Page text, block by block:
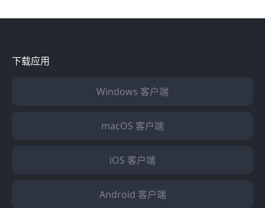
攻略
剧？
下载应用
Windows 客户端
macOS 客户端
iOS 客户端
Android 客户端